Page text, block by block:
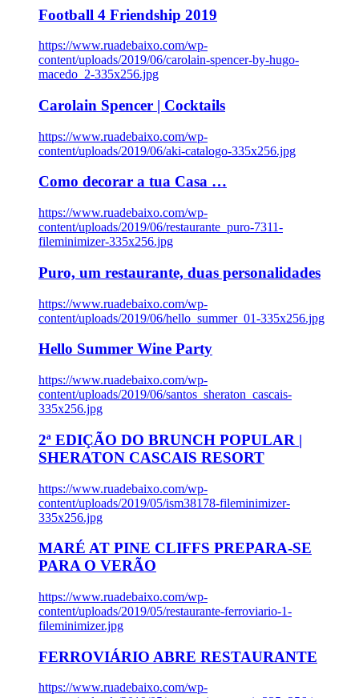
Football 4 Friendship 2019
https://www.ruadebaixo.com/wp-
content/uploads/2019/06/carolain-spencer-by-hugo-
macedo_2-335x256.jpg
Carolain Spencer | Cocktails
https://www.ruadebaixo.com/wp-
content/uploads/2019/06/aki-catalogo-335x256.jpg
Como decorar a tua Casa …
https://www.ruadebaixo.com/wp-
content/uploads/2019/06/restaurante_puro-7311-
fileminimizer-335x256.jpg
Puro, um restaurante, duas personalidades
https://www.ruadebaixo.com/wp-
content/uploads/2019/06/hello_summer_01-335x256.jpg
Hello Summer Wine Party
https://www.ruadebaixo.com/wp-
content/uploads/2019/06/santos_sheraton_cascais-
335x256.jpg
2ª EDIÇÃO DO BRUNCH POPULAR |
SHERATON CASCAIS RESORT
https://www.ruadebaixo.com/wp-
content/uploads/2019/05/ism38178-fileminimizer-
335x256.jpg
MARÉ AT PINE CLIFFS PREPARA-SE
PARA O VERÃO
https://www.ruadebaixo.com/wp-
content/uploads/2019/05/restaurante-ferroviario-1-
fileminimizer.jpg
FERROVIÁRIO ABRE RESTAURANTE
https://www.ruadebaixo.com/wp-